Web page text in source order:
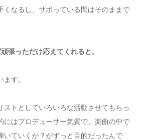
くなるし、サボっている間はそのままで
張っただけ応えてくれると。
す。
ストとしていろいろな活動させてもらっ
にはプロデューサー気質で、楽曲の中で
いていくか？がずっと目的だったんで